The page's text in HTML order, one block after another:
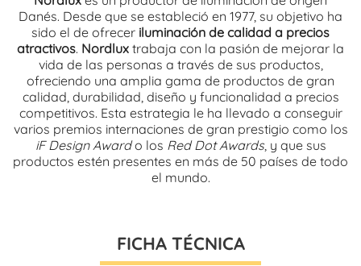
Danés. Desde que se estableció en 1977, su objetivo ha
sido el de ofrecer iluminación de calidad a precios
atractivos. Nordlux trabaja con la pasión de mejorar la
vida de las personas a través de sus productos,
ofreciendo una amplia gama de productos de gran
calidad, durabilidad, diseño y funcionalidad a precios
competitivos. Esta estrategia le ha llevado a conseguir
varios premios internaciones de gran prestigio como los
iF Design Awardo los Red Dot Awards, y que sus
productos estén presentes en más de 50 países de todo
el mundo.
FICHA TÉCNICA